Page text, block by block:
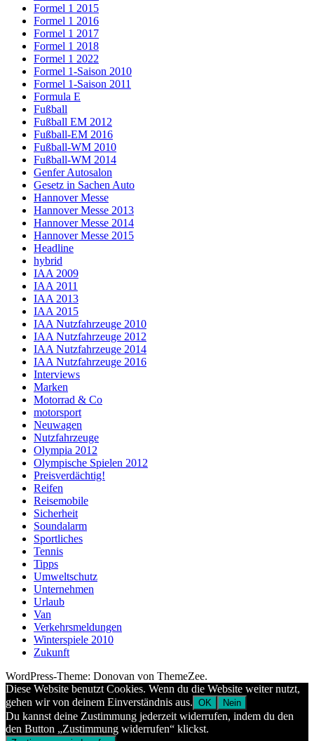
Formel 1 2015
Formel 1 2016
Formel 1 2017
Formel 1 2018
Formel 1 2022
Formel 1-Saison 2010
Formel 1-Saison 2011
Formula E
Fußball
Fußball EM 2012
Fußball-EM 2016
Fußball-WM 2010
Fußball-WM 2014
Genfer Autosalon
Gesetz in Sachen Auto
Hannover Messe
Hannover Messe 2013
Hannover Messe 2014
Hannover Messe 2015
Headline
hybrid
IAA 2009
IAA 2011
IAA 2013
IAA 2015
IAA Nutzfahrzeuge 2010
IAA Nutzfahrzeuge 2012
IAA Nutzfahrzeuge 2014
IAA Nutzfahrzeuge 2016
Interviews
Marken
Motorrad & Co
motorsport
Neuwagen
Nutzfahrzeuge
Olympia 2012
Olympische Spielen 2012
Preisverdächtig!
Reifen
Reisemobile
Sicherheit
Soundalarm
Sportliches
Tennis
Tipps
Umweltschutz
Unternehmen
Urlaub
Van
Verkehrsmeldungen
Winterspiele 2010
Zukunft
WordPress-Theme: Donovan von ThemeZee.
Diese Website benutzt Cookies. Wenn du die Website weiter nutzt,
gehen wir von deinem Einverständnis aus. OK Nein
Du kannst deine Zustimmung jederzeit widerrufen, indem du den
den Button „Zustimmung widerrufen“ klickst.